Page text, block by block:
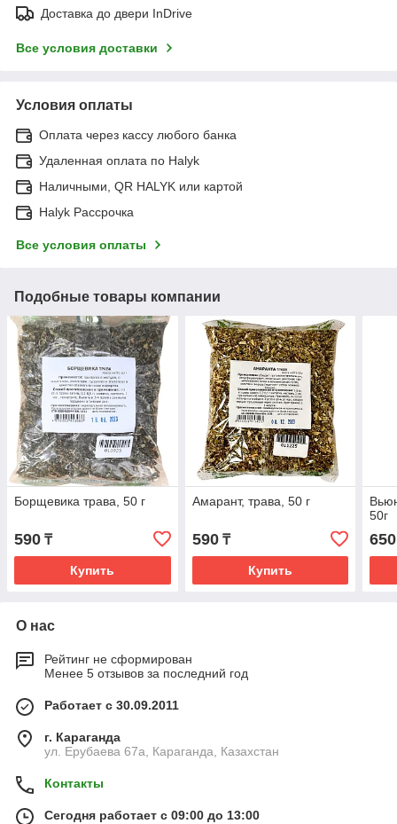
Доставка до двери InDrive
Все условия доставки
Условия оплаты
Оплата через кассу любого банка
Удаленная оплата по Halyk
Наличными, QR HALYK или картой
Halyk Рассрочка
Все условия оплаты
Подобные товары компании
Борщевика трава, 50 г
590 ₸
Купить
Амарант, трава, 50 г
590₸
Купить
50г
650
О нас
Рейтинг не сформирован
Менее 5 отзывов за последний год
Работает с 30.09.2011
г. Караганда
ул. Ерубаева 67а, Караганда, Казахстан
Контакты
Сегодня работает с 09:00 до 13:00